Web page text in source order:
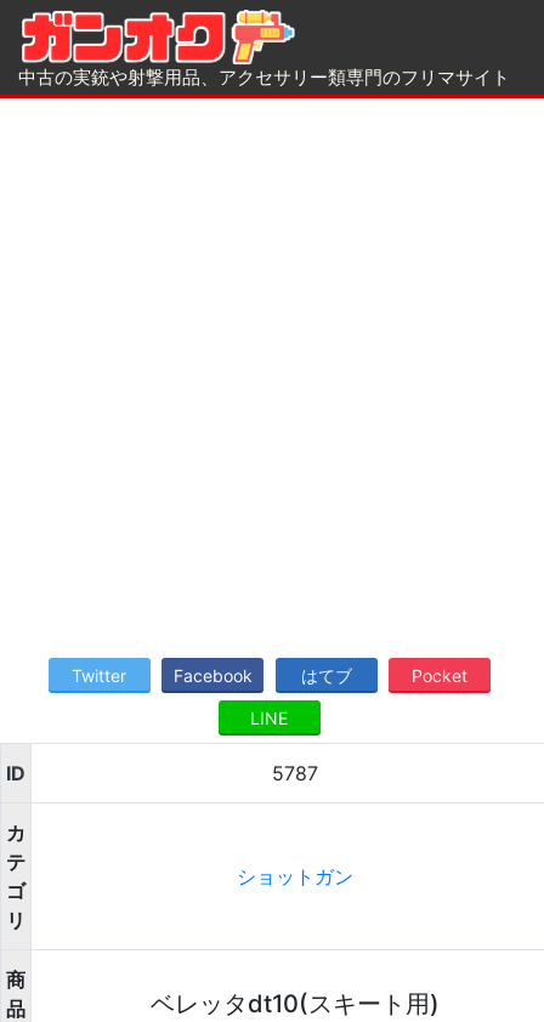
中古の実銃や射撃用品、アクセサリー類専門のフリマサイト
Twitter Facebook はてブ Pocket
LINE
ID 5787
カ
テ
ゴ
リ
ショットガン
商
品
ベレッタdt10(スキート用)